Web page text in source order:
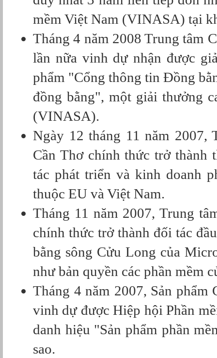
mềm Việt Nam (VINASA) tại
Tháng 4 năm 2008 Trung tâm
lần nữa vinh dự nhận được
phẩm "Cổng thông tin Đồng
đồng bằng", một giải thưởng
(VINASA).
Ngày 12 tháng 11 năm 2007,
Cần Thơ chính thức trở thành
tác phát triển và kinh doanh
thuộc EU và Việt Nam.
Tháng 11 năm 2007, Trung
chính thức trở thành đối tác
bằng sông Cửu Long của
như bản quyền các phần mềm
Tháng 4 năm 2007, Sản
vinh dự được Hiệp hội Phần
danh hiệu "Sản phẩm phần
sao.